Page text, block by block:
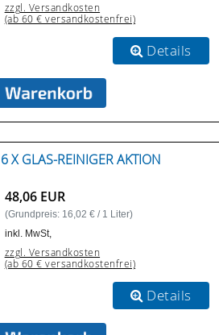
zzgl. Versandkosten
(ab 60 € versandkostenfrei)
Details
6 X GLAS-REINIGER AKTION
48,06 EUR
(Grundpreis: 16,02 € / 1 Liter)
inkl. MwSt,
zzgl. Versandkosten
(ab 60 € versandkostenfrei)
Details